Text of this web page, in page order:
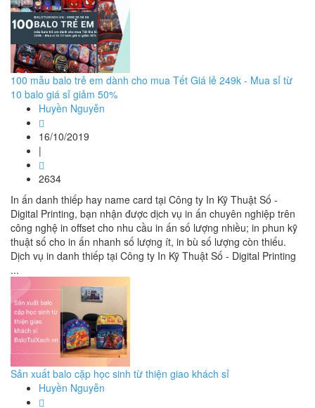
100 mẫu balo trẻ em dành cho mua Tết Giá lẻ 249k - Mua sỉ từ
10 balo giá sỉ giảm 50%
Huyền Nguyễn
16/10/2019
|
2634
In ấn danh thiếp hay name card tại Công ty In Kỹ Thuật Số -
Digital Printing, bạn nhận được dịch vụ in ấn chuyên nghiệp trên
công nghệ in offset cho nhu cầu in ấn số lượng nhiều; in phun kỹ
thuật số cho in ấn nhanh số lượng ít, in bù số lượng còn thiếu.
Dịch vụ in danh thiếp tại Công ty In Kỹ Thuật Số - Digital Printing
...
Sản xuất balo cặp học sinh từ thiện giao khách sỉ
Huyền Nguyễn